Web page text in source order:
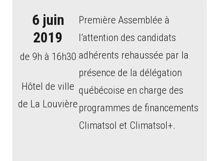
6 juin
2019
de 9h à 16h30
Hôtel de ville
de La Louvière
Première Assemblée à
l’attention des candidats
adhérents rehaussée par la
présence de la délégation
québécoise en charge des
programmes de financements
Climatsol et Climatsol+.